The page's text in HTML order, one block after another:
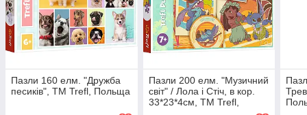
Пазли 160 елм. "Дружба
песиків", ТМ Trefl, Польща
Пазли 200 елм. "Музичний
світ" / Лола і Стіч, в кор.
33*23*4см, ТМ Trefl,